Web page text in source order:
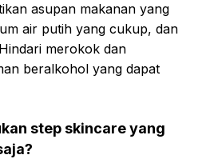
asupan makanan yang
air putih yang cukup, dan
merokok dan
beralkohol yang dapat
step skincare yang